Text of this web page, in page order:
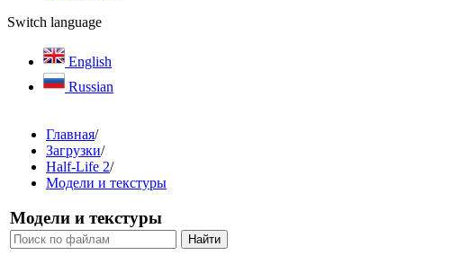
Switch language
English
Russian
Главная/
Загрузки/
Half-Life 2/
Модели и текстуры
Модели и текстуры